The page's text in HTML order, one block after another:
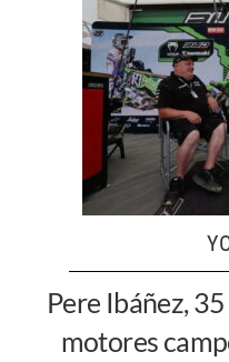
Pere Ibáñez,
motores